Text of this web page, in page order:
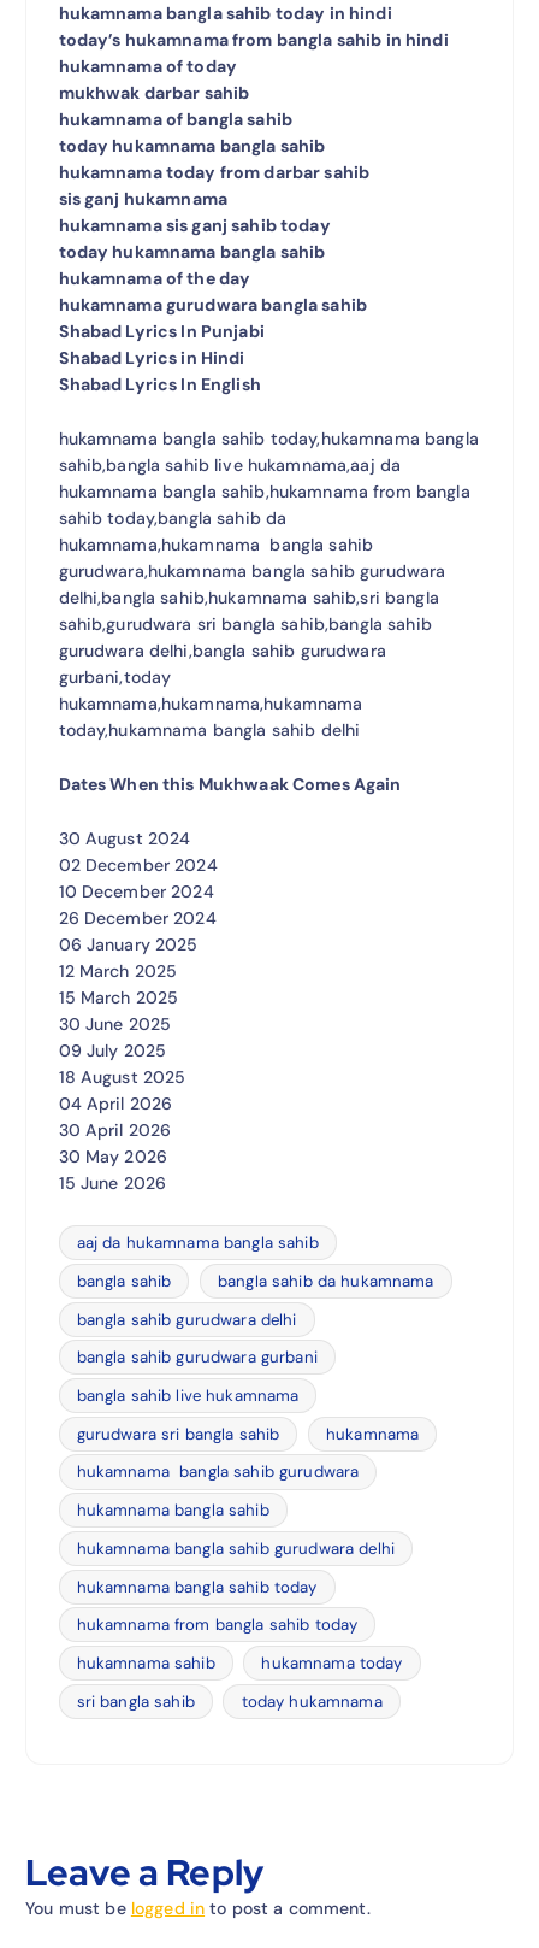
hukamnama bangla sahib today in hindi
today’s hukamnama from bangla sahib in hindi
hukamnama of today
mukhwak darbar sahib
hukamnama of bangla sahib
today hukamnama bangla sahib
hukamnama today from darbar sahib
sis ganj hukamnama
hukamnama sis ganj sahib today
today hukamnama bangla sahib
hukamnama of the day
hukamnama gurudwara bangla sahib
Shabad Lyrics In Punjabi
Shabad Lyrics in Hindi
Shabad Lyrics In English
hukamnama bangla sahib today,hukamnama bangla
sahib,bangla sahib live hukamnama,aaj da
hukamnama bangla sahib,hukamnama from bangla
sahib today,bangla sahib da
hukamnama,hukamnama bangla sahib
gurudwara,hukamnama bangla sahib gurudwara
delhi,bangla sahib,hukamnama sahib,sri bangla
sahib,gurudwara sri bangla sahib,bangla sahib
gurudwara delhi,bangla sahib gurudwara
gurbani,today
hukamnama,hukamnama,hukamnama
today,hukamnama bangla sahib delhi
Dates When this Mukhwaak Comes Again
30 August 2024
02 December 2024
10 December 2024
26 December 2024
06 January 2025
12 March 2025
15 March 2025
30 June 2025
09 July 2025
18 August 2025
04 April 2026
30 April 2026
30 May 2026
15 June 2026
aaj da hukamnama bangla sahib
bangla sahib
bangla sahib da hukamnama
bangla sahib gurudwara delhi
bangla sahib gurudwara gurbani
bangla sahib live hukamnama
gurudwara sri bangla sahib
hukamnama
hukamnama bangla sahib gurudwara
hukamnama bangla sahib
hukamnama bangla sahib gurudwara delhi
hukamnama bangla sahib today
hukamnama from bangla sahib today
hukamnama sahib
hukamnama today
sri bangla sahib
today hukamnama
Leave a Reply
You must be logged in to post a comment.